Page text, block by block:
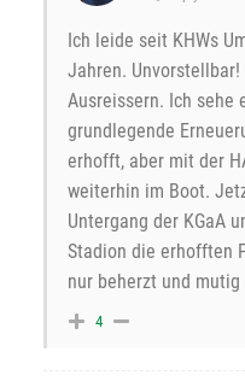
Ich leide seit KHWs
Jahren.
Ausreissern. Ich
grundlegende
erhofft, aber mit der
weiterhin im Boot.
Untergang der KGaA
Stadion die erhofften
nur beherzt und
4